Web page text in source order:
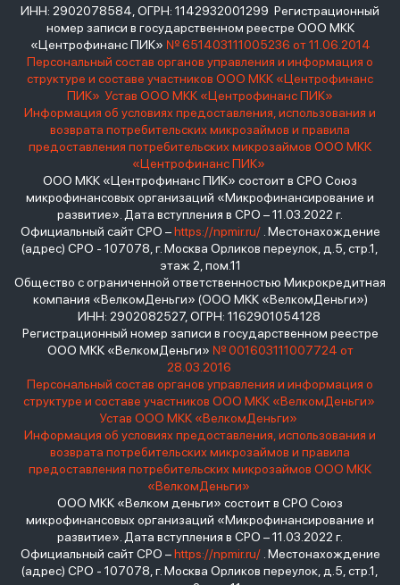
ИНН: 2902078584, ОГРН: 1142932001299 Регистрационный
номер записи в государственном реестре ООО МКК
«Центрофинанс ПИК» № 651403111005236 от 11.06.2014
Персональный состав органов управления и информация о
структуре и составе участников ООО МКК «Центрофинанс
ПИК» Устав ООО МКК «Центрофинанс ПИК»
Информация об условиях предоставления, использования и
возврата потребительских микрозаймов и правила
предоставления потребительских микрозаймов ООО МКК
«Центрофинанс ПИК»
ООО МКК «Центрофинанс ПИК» состоит в СРО Союз
микрофинансовых организаций «Микрофинансирование и
развитие». Дата вступления в СРО – 11.03.2022 г.
Официальный сайт СРО –https://npmir.ru/. Местонахождение
(адрес) СРО - 107078, г. Москва Орликов переулок, д.5, стр.1,
этаж 2, пом.11
Общество с ограниченной ответственностью Микрокредитная
компания «ВелкомДеньги» (ООО МКК «ВелкомДеньги»)
ИНН: 2902082527, ОГРН: 1162901054128
Регистрационный номер записи в государственном реестре
ООО МКК «ВелкомДеньги» № 001603111007724 от
28.03.2016
Персональный состав органов управления и информация о
структуре и составе участников ООО МКК «ВелкомДеньги»
Устав ООО МКК «ВелкомДеньги»
Информация об условиях предоставления, использования и
возврата потребительских микрозаймов и правила
предоставления потребительских микрозаймов ООО МКК
«ВелкомДеньги»
ООО МКК «Велком деньги» состоит в СРО Союз
микрофинансовых организаций «Микрофинансирование и
развитие». Дата вступления в СРО – 11.03.2022 г.
Официальный сайт СРО –https://npmir.ru/. Местонахождение
(адрес) СРО - 107078, г. Москва Орликов переулок, д.5, стр.1,